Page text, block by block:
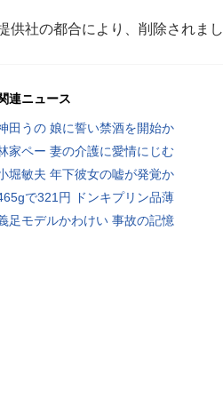
供社の都合により、削除されまし
連ニュース
田うの 娘に誓い禁酒を開始か
家ペー 妻の介護に愛情にじむ
堀敏夫 年下彼女の嘘が発覚か
で321円 ドンキプリン品薄
足モデルかわけい 事故の記憶